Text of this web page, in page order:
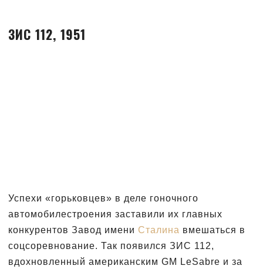
ЗИС 112, 1951
Успехи «горьковцев» в деле гоночного
автомобилестроения заставили их главных
конкурентов Завод имени Сталина вмешаться в
соцсоревнование. Так появился ЗИС 112,
вдохновленный американским GM LeSabre и за